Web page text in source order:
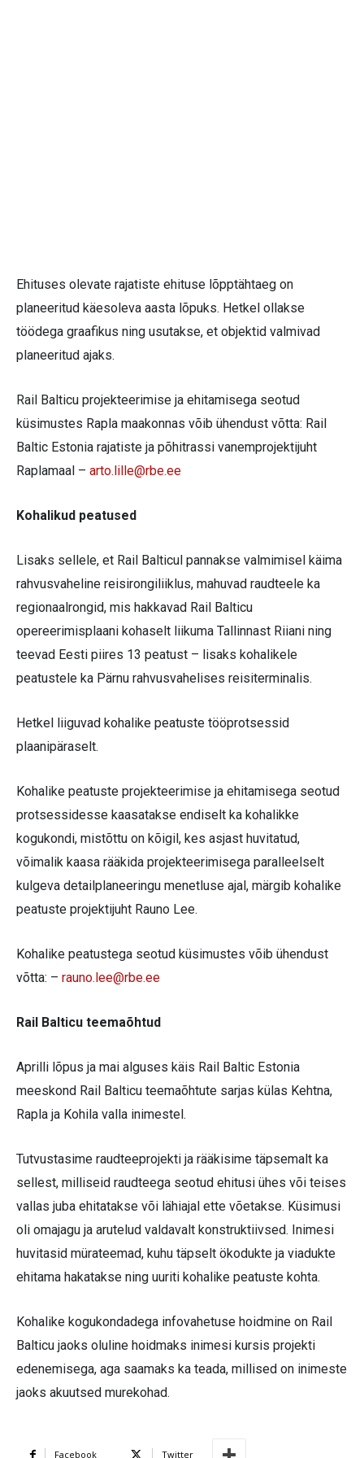
Ehituses olevate rajatiste ehituse lõpptähtaeg on
planeeritud käesoleva aasta lõpuks. Hetkel ollakse
töödega graafikus ning usutakse, et objektid valmivad
planeeritud ajaks.
Rail Balticu projekteerimise ja ehitamisega seotud
küsimustes Rapla maakonnas võib ühendust võtta: Rail
Baltic Estonia rajatiste ja põhitrassi vanemprojektijuht
Raplamaal – arto.lille@rbe.ee
Kohalikud peatused
Lisaks sellele, et Rail Balticul pannakse valmimisel käima
rahvusvaheline reisirongiliiklus, mahuvad raudteele ka
regionaalrongid, mis hakkavad Rail Balticu
opereerimisplaani kohaselt liikuma Tallinnast Riiani ning
teevad Eesti piires 13 peatust – lisaks kohalikele
peatustele ka Pärnu rahvusvahelises reisiterminalis.
Hetkel liiguvad kohalike peatuste tööprotsessid
plaanipäraselt.
Kohalike peatuste projekteerimise ja ehitamisega seotud
protsessidesse kaasatakse endiselt ka kohalikke
kogukondi, mistõttu on kõigil, kes asjast huvitatud,
võimalik kaasa rääkida projekteerimisega paralleelselt
kulgeva detailplaneeringu menetluse ajal, märgib kohalike
peatuste projektijuht Rauno Lee.
Kohalike peatustega seotud küsimustes võib ühendust
võtta: – rauno.lee@rbe.ee
Rail Balticu teemaõhtud
Aprilli lõpus ja mai alguses käis Rail Baltic Estonia
meeskond Rail Balticu teemaõhtute sarjas külas Kehtna,
Rapla ja Kohila valla inimestel.
Tutvustasime raudteeprojekti ja rääkisime täpsemalt ka
sellest, milliseid raudteega seotud ehitusi ühes või teises
vallas juba ehitatakse või lähiajal ette võetakse. Küsimusi
oli omajagu ja arutelud valdavalt konstruktiivsed. Inimesi
huvitasid mürateemad, kuhu täpselt ökodukte ja viadukte
ehitama hakatakse ning uuriti kohalike peatuste kohta.
Kohalike kogukondadega infovahetuse hoidmine on Rail
Balticu jaoks oluline hoidmaks inimesi kursis projekti
edenemisega, aga saamaks ka teada, millised on inimeste
jaoks akuutsed murekohad.
Facebook Twitter